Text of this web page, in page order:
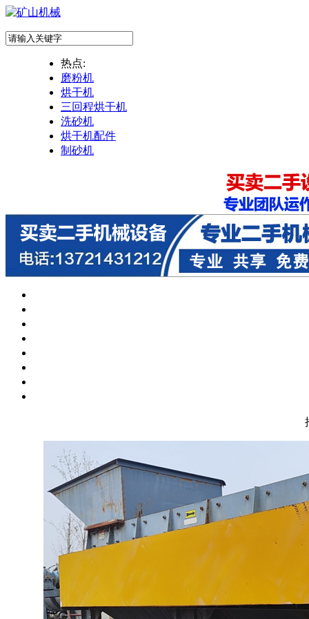
热点:
磨粉机
烘干机
三回程烘干机
洗砂机
烘干机配件
制砂机